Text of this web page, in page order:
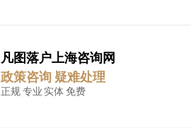
凡图落户上海咨询网
政策咨询 疑难处理
正规 专业 实体 免费